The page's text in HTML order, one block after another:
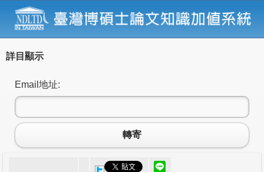
詳目顯示
Email地址:
轉寄